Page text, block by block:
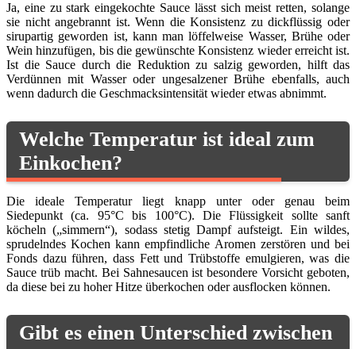
Ja, eine zu stark eingekochte Sauce lässt sich meist retten, solange
sie nicht angebrannt ist. Wenn die Konsistenz zu dickflüssig oder
sirupartig geworden ist, kann man löffelweise Wasser, Brühe oder
Wein hinzufügen, bis die gewünschte Konsistenz wieder erreicht ist.
Ist die Sauce durch die Reduktion zu salzig geworden, hilft das
Verdünnen mit Wasser oder ungesalzener Brühe ebenfalls, auch
wenn dadurch die Geschmacksintensität wieder etwas abnimmt.
Welche Temperatur ist ideal zum
Einkochen?
Die ideale Temperatur liegt knapp unter oder genau beim
Siedepunkt (ca. 95°C bis 100°C). Die Flüssigkeit sollte sanft
köcheln („simmern“), sodass stetig Dampf aufsteigt. Ein wildes,
sprudelndes Kochen kann empfindliche Aromen zerstören und bei
Fonds dazu führen, dass Fett und Trübstoffe emulgieren, was die
Sauce trüb macht. Bei Sahnesaucen ist besondere Vorsicht geboten,
da diese bei zu hoher Hitze überkochen oder ausflocken können.
Gibt es einen Unterschied zwischen